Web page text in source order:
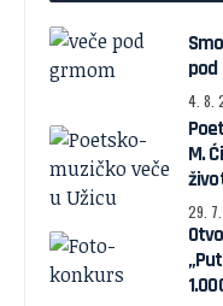
pod
4. 8.
M.
29.